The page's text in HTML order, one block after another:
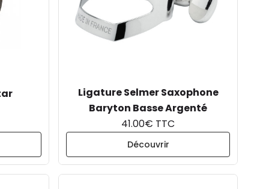
Ligature Selmer Saxophone
Baryton Basse Argenté
41.00€ TTC
Découvrir